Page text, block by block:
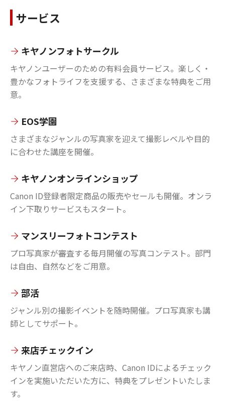
サービス
キヤノンフォトサークル
キヤノンユーザーのための有料会員サービス。楽しく・
豊かなフォトライフを支援する、さまざまな特典をご用
意。
EOS学園
さまざまなジャンルの写真家を迎えて撮影レベルや目的
に合わせた講座を開催。
キヤノンオンラインショップ
Canon ID登録者限定商品の販売やセールも開催。オンラ
イン下取りサービスもスタート。
マンスリーフォトコンテスト
プロ写真家が審査する毎月開催の写真コンテスト。部門
は自由、自然などをご用意。
部活
ジャンル別の撮影イベントを随時開催。プロ写真家も講
師としてサポート。
来店チェックイン
キヤノン直営店へのご来店時、Canon IDによるチェック
インを実施いただいた方に、特典をプレゼントいたしま
す。